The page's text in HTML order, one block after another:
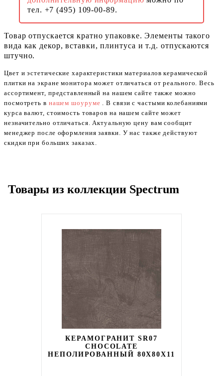
тел. +7 (495) 109-00-89.
Товар отпускается кратно упаковке. Элементы такого
вида как декор, вставки, плинтуса и т.д. отпускаются
штучно.
Цвет и эстетические характеристики материалов керамической
плитки на экране монитора может отличаться от реального. Весь
ассортимент, представленный на нашем сайте также можно
посмотреть в нашем шоуруме . В связи с частыми колебаниями
курса валют, стоимость товаров на нашем сайте может
незначительно отличаться. Актуальную цену вам сообщит
менеджер после оформления заявки. У нас также действуют
скидки при больших заказах.
Товары из коллекции Spectrum
КЕРАМОГРАНИТ SR07
CHOCOLATE
НЕПОЛИРОВАННЫЙ 80X80Х11